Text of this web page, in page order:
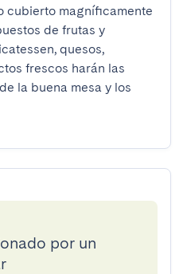
cubierto magníficamente
de frutas y
quesos,
frescos harán las
la buena mesa y los
por un